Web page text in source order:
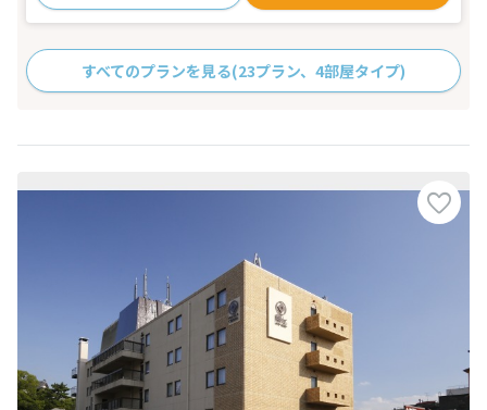
すべてのプランを見る(23プラン、4部屋タイプ)